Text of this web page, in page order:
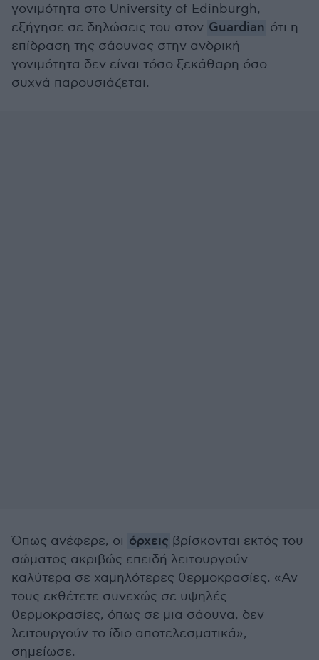
γονιμότητα στο University of Edinburgh,
εξήγησε σε δηλώσεις του στον Guardian ότι η
επίδραση της σάουνας στην ανδρική
γονιμότητα δεν είναι τόσο ξεκάθαρη όσο
συχνά παρουσιάζεται.
Όπως ανέφερε, οι όρχεις βρίσκονται εκτός του
σώματος ακριβώς επειδή λειτουργούν
καλύτερα σε χαμηλότερες θερμοκρασίες. «Αν
τους εκθέτετε συνεχώς σε υψηλές
θερμοκρασίες, όπως σε μια σάουνα, δεν
λειτουργούν το ίδιο αποτελεσματικά»,
σημείωσε.